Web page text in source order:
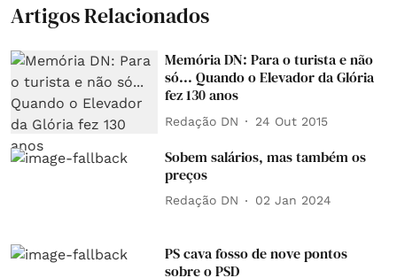
Artigos Relacionados
Memória DN: Para o turista e não
só... Quando o Elevador da Glória
fez 130 anos
Redação DN 24 Out 2015
Sobem salários, mas também os
preços
Redação DN 02 Jan 2024
PS cava fosso de nove pontos
sobre o PSD